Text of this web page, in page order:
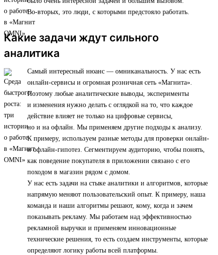
Во-вторых, это люди, с которыми предстояло работать.
Какие задачи ждут сильного
аналитика
Самый интересный нюанс — омниканальность. У нас есть
онлайн-сервисы и огромная розничная сеть «Магнита».
Поэтому любые аналитические выводы, эксперименты
и изменения нужно делать с оглядкой на то, что каждое
действие влияет не только на цифровые сервисы,
но и на офлайн. Мы применяем другие подходы к анализу.
К примеру, используем разные методы для проверки онлайн-
и офлайн-гипотез. Сегментируем аудиторию, чтобы понять,
как поведение покупателя в приложении связано с его
походом в магазин рядом с домом.
У нас есть задачи на стыке аналитики и алгоритмов, которые
напрямую меняют пользовательский опыт. К примеру, наша
команда и наши алгоритмы решают, кому, когда и зачем
показывать рекламу. Мы работаем над эффективностью
рекламной выручки и применяем инновационные
технические решения, то есть создаем инструменты, которые
определяют логику работы всей платформы.